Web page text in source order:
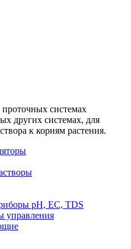
системах
других системах, для
к корням растения.
pH, EC, TDS
управления